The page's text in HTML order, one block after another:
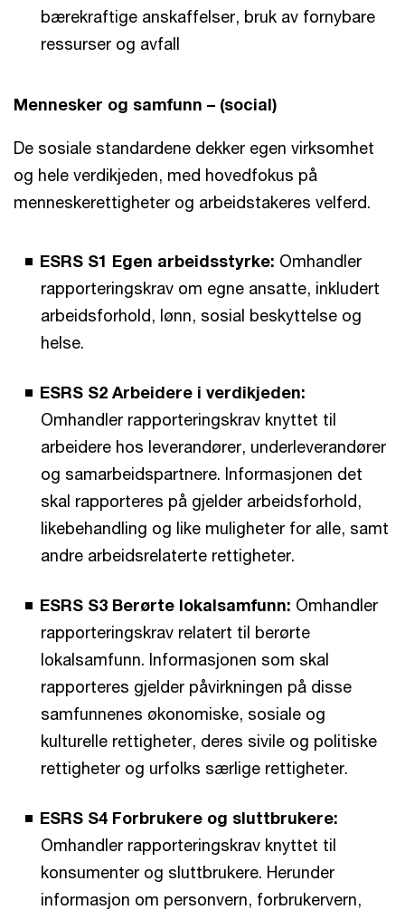
bærekraftige anskaffelser, bruk av fornybare
ressurser og avfall
Mennesker og samfunn – (social)
De sosiale standardene dekker egen virksomhet
og hele verdikjeden, med hovedfokus på
menneskerettigheter og arbeidstakeres velferd.
ESRS S1 Egen arbeidsstyrke: Omhandler
rapporteringskrav om egne ansatte, inkludert
arbeidsforhold, lønn, sosial beskyttelse og
helse.
ESRS S2 Arbeidere i verdikjeden:
Omhandler rapporteringskrav knyttet til
arbeidere hos leverandører, underleverandører
og samarbeidspartnere. Informasjonen det
skal rapporteres på gjelder arbeidsforhold,
likebehandling og like muligheter for alle, samt
andre arbeidsrelaterte rettigheter.
ESRS S3 Berørte lokalsamfunn: Omhandler
rapporteringskrav relatert til berørte
lokalsamfunn. Informasjonen som skal
rapporteres gjelder påvirkningen på disse
samfunnenes økonomiske, sosiale og
kulturelle rettigheter, deres sivile og politiske
rettigheter og urfolks særlige rettigheter.
ESRS S4 Forbrukere og sluttbrukere:
Omhandler rapporteringskrav knyttet til
konsumenter og sluttbrukere. Herunder
informasjon om personvern, forbrukervern,